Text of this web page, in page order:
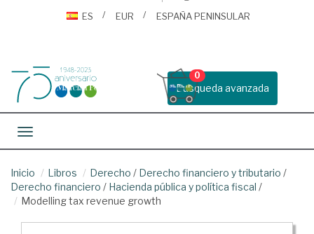
ES
EUR ESPAÑA PENINSULAR
Busqueda avanzada
0
Toggle navigation
Inicio Libros Derecho / Derecho financiero y tributario /
Derecho financiero / Hacienda pública y política fiscal /
Modelling tax revenue growth